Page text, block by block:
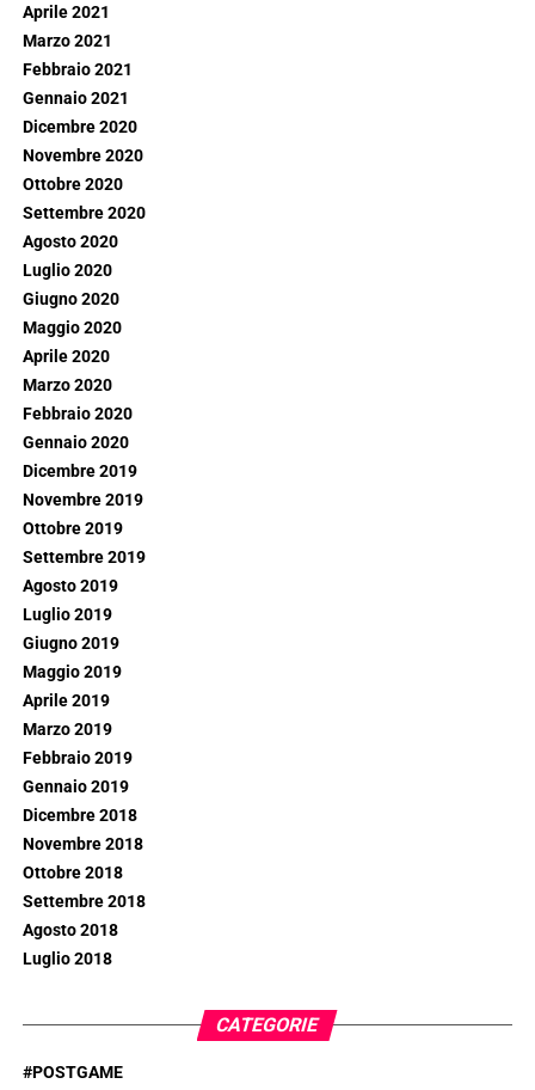
Aprile 2021
Marzo 2021
Febbraio 2021
Gennaio 2021
Dicembre 2020
Novembre 2020
Ottobre 2020
Settembre 2020
Agosto 2020
Luglio 2020
Giugno 2020
Maggio 2020
Aprile 2020
Marzo 2020
Febbraio 2020
Gennaio 2020
Dicembre 2019
Novembre 2019
Ottobre 2019
Settembre 2019
Agosto 2019
Luglio 2019
Giugno 2019
Maggio 2019
Aprile 2019
Marzo 2019
Febbraio 2019
Gennaio 2019
Dicembre 2018
Novembre 2018
Ottobre 2018
Settembre 2018
Agosto 2018
Luglio 2018
CATEGORIE
#POSTGAME